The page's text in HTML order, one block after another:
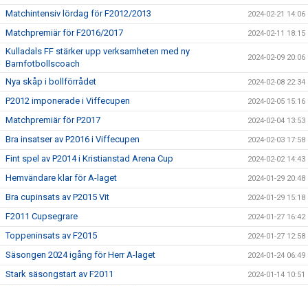
Matchintensiv lördag för F2012/2013 2024-02-21 14:06
Matchpremiär för F2016/2017 2024-02-11 18:15
Kulladals FF stärker upp verksamheten med ny
Barnfotbollscoach
2024-02-09 20:06
Nya skåp i bollförrådet 2024-02-08 22:34
P2012 imponerade i Viffecupen 2024-02-05 15:16
Matchpremiär för P2017 2024-02-04 13:53
Bra insatser av P2016 i Viffecupen 2024-02-03 17:58
Fint spel av P2014 i Kristianstad Arena Cup 2024-02-02 14:43
Hemvändare klar för A-laget 2024-01-29 20:48
Bra cupinsats av P2015 Vit 2024-01-29 15:18
F2011 Cupsegrare 2024-01-27 16:42
Toppeninsats av F2015 2024-01-27 12:58
Säsongen 2024 igång för Herr A-laget 2024-01-24 06:49
Stark säsongstart av F2011 2024-01-14 10:51